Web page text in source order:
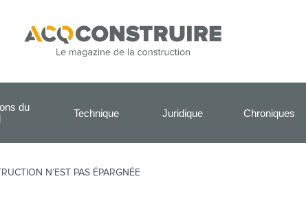
du
Technique Juridique Chroniques
N’EST PAS ÉPARGNÉE